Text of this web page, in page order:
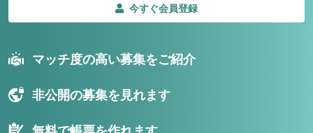
今すぐ会員登録
マッチ度の高い募集をご紹介
非公開の募集を見れます